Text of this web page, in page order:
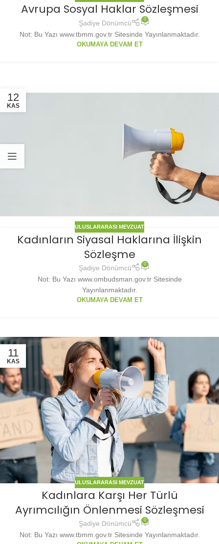
Avrupa Sosyal Haklar Sözleşmesi
Şadiye Dönümcü 0
Not: Bu Yazı www.tbmm.gov.tr Sitesinde Yayınlanmaktadır.
OKUMAYA DEVAM ET
12
KAS
ULUSLARARASI MEVZUAT
Kadınların Siyasal Haklarına İlişkin
Sözleşme
Şadiye Dönümcü 0
Not: Bu Yazı www.ombudsman.gov.tr Sitesinde
Yayınlanmaktadır.
OKUMAYA DEVAM ET
11
KAS
ULUSLARARASI MEVZUAT
Kadınlara Karşı Her Türlü
Ayrımcılığın Önlenmesi Sözleşmesi
Şadiye Dönümcü 0
Not: Bu Yazı www.tbmm.gov.tr Sitesinde Yayınlanmaktadır.